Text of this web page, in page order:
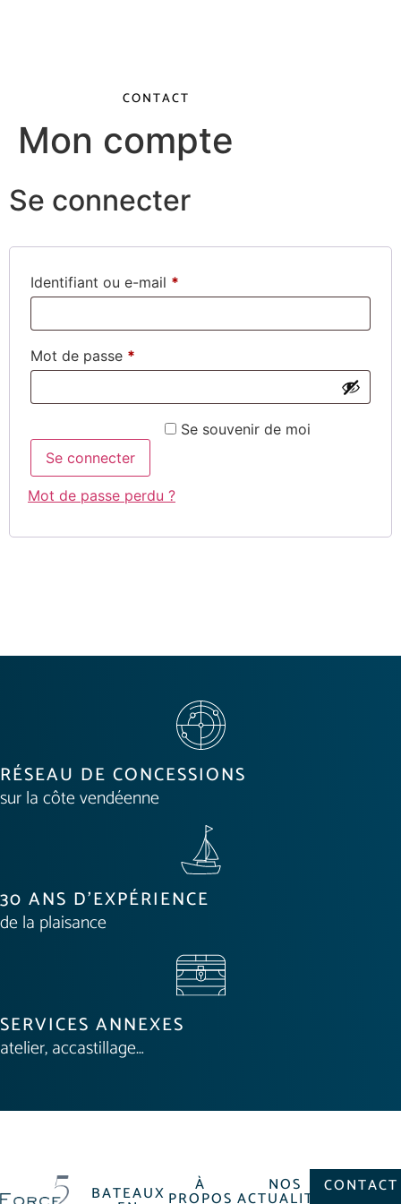
CONTACT
Mon compte
Se connecter
Identifiant ou e-mail *
Mot de passe *
Se souvenir de moi
Se connecter
Mot de passe perdu ?
RÉSEAU DE CONCESSIONS
sur la côte vendéenne
30 ANS D'EXPÉRIENCE
de la plaisance
SERVICES ANNEXES
atelier, accastillage…
BATEAUX À NOS CONTACT